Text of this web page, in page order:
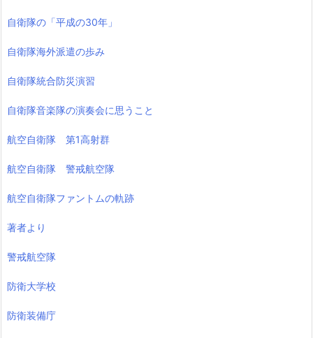
自衛隊の「平成の30年」
自衛隊海外派遣の歩み
自衛隊統合防災演習
自衛隊音楽隊の演奏会に思うこと
航空自衛隊 第1高射群
航空自衛隊 警戒航空隊
航空自衛隊ファントムの軌跡
著者より
警戒航空隊
防衛大学校
防衛装備庁